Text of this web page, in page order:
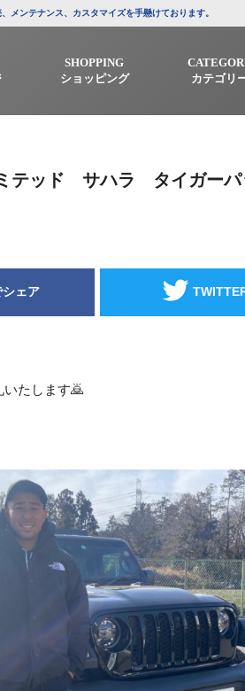
ンテナンス、カスタマイズを手懸けております。
SHOPPING
ショッピング
カテゴリ
テッド サハラ タイガー
ェア
たします🙇